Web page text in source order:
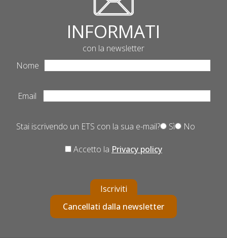
INFORMATI
con la newsletter
Nome
Email
Stai iscrivendo un ETS con la sua e-mail? Sì No
Accetto la Privacy policy
Iscriviti
Cancellati dalla newsletter